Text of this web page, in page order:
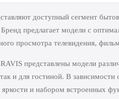
доступный сегмент
Бренд предлагает модели с
просмотра телевидения,
представлены модели
и для гостиной. В зависимости
и набором встроенных